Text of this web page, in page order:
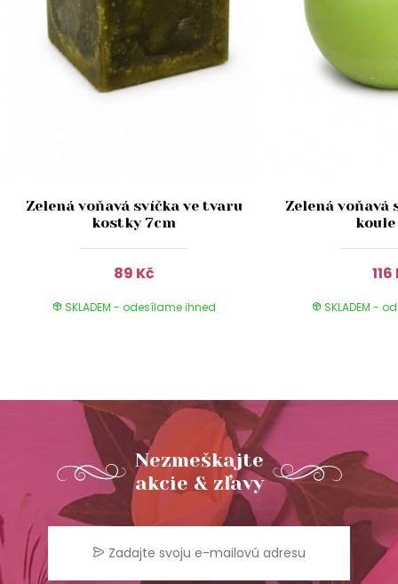
Zelená voňavá svíčka ve tvaru
kostky 7cm
89 Kč
SKLADEM - odesílame ihned
Zelená voňavá
SKLADEM -
Nezmeškajte
akcie & zľavy